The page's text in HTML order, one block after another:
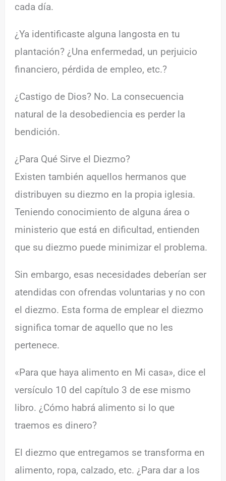
cada día.
¿Ya identificaste alguna langosta en tu
plantación? ¿Una enfermedad, un perjuicio
financiero, pérdida de empleo, etc.?
¿Castigo de Dios? No. La consecuencia
natural de la desobediencia es perder la
bendición.
¿Para Qué Sirve el Diezmo?
Existen también aquellos hermanos que
distribuyen su diezmo en la propia iglesia.
Teniendo conocimiento de alguna área o
ministerio que está en dificultad, entienden
que su diezmo puede minimizar el problema.
Sin embargo, esas necesidades deberían ser
atendidas con ofrendas voluntarias y no con
el diezmo. Esta forma de emplear el diezmo
significa tomar de aquello que no les
pertenece.
«Para que haya alimento en Mi casa», dice el
versículo 10 del capítulo 3 de ese mismo
libro. ¿Cómo habrá alimento si lo que
traemos es dinero?
El diezmo que entregamos se transforma en
alimento, ropa, calzado, etc. ¿Para dar a los